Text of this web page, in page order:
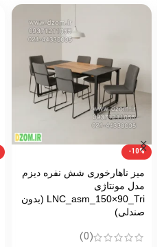
-10%
میز ناهارخوری شش نفره دیزم
مدل مونتاژی
LNC_asm_150×90_Tri (بدون
صندلی)
(0)